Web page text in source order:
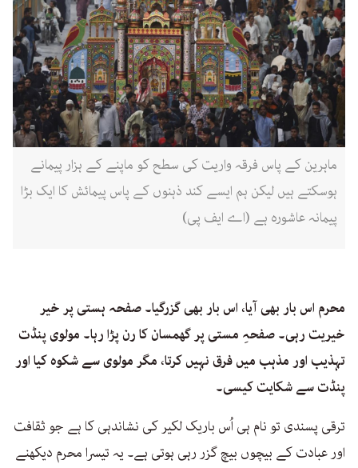
ماہرین کے پاس فرقہ واریت کی سطح کو ماپنے کے ہزار پیمانے
ہوسکتے ہیں لیکن ہم ایسے کند ذہنوں کے پاس پیمائش کا ایک بڑا
پیمانہ عاشورہ ہے (اے ایف پی)
محرم اس بار بھی آیا، اس بار بھی گزرگیا۔ صفحہ ہستی پر خیر
خیریت رہی۔ صفحہِ مستی پر گھمسان کا رن پڑا رہا۔ مولوی پنڈت
تہذیب اور مذہب میں فرق نہیں کرتا، مگر مولوی سے شکوہ کیا اور
پنڈت سے شکایت کیسی۔
ترقی پسندی تو نام ہی اُس باریک لکیر کی نشاندہی کا ہے جو ثقافت
اور عبادت کے بیچوں بیچ گزر رہی ہوتی ہے۔ یہ تیسرا محرم دیکھنے